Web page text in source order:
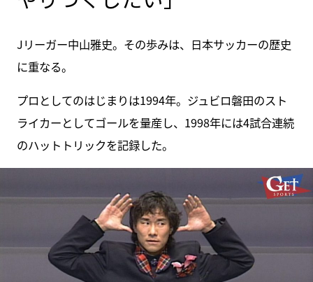
Jリーガー中山雅史。その歩みは、日本サッカーの歴史
に重なる。
プロとしてのはじまりは1994年。ジュビロ磐田のスト
ライカーとしてゴールを量産し、1998年には4試合連続
のハットトリックを記録した。